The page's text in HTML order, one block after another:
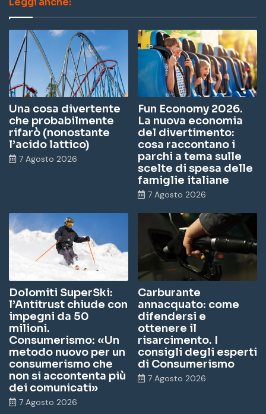
Una cosa divertente
che probabilmente
rifarò (nonostante
l’acido lattico)
7 Agosto 2026
Fun Economy 2026.
La nuova economia
del divertimento:
cosa raccontano i
parchi a tema sulle
scelte di spesa delle
famiglie italiane
7 Agosto 2026
Dolomiti SuperSki:
l’Antitrust chiude con
impegni da 50
milioni.
Consumerismo: «Un
metodo nuovo per un
consumerismo che
non si accontenta più
dei comunicati»
7 Agosto 2026
Carburante
annacquato: come
difendersi e
ottenere il
risarcimento. I
consigli degli esperti
di Consumerismo
7 Agosto 2026